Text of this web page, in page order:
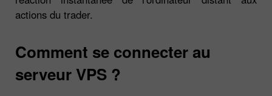
actions du trader.
Comment se connecter au
serveur VPS ?